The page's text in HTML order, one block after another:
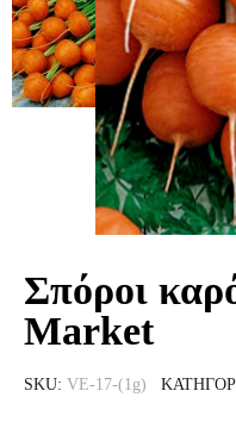
Σπόροι
Market
SKU VE-17-(1g)